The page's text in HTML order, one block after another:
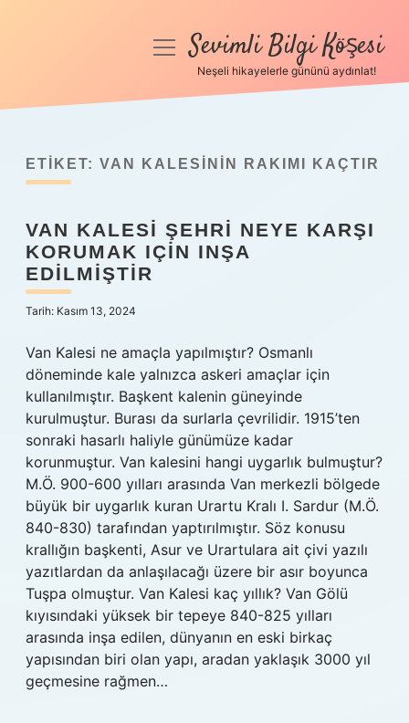
Anasayfa
Yasal Uyarı
Hakkımızda
menüyüSevimli Bilgi Köşesi
Neşeli hikayelerle gününü aydınlat!
ETIKET: VAN KALESININ RAKIMI KAÇTIR
VAN KALESI ŞEHRI NEYE KARŞI
KORUMAK IÇIN INŞA
EDILMIŞTIR
Tarih: Kasım 13, 2024
Van Kalesi ne amaçla yapılmıştır? Osmanlı
döneminde kale yalnızca askeri amaçlar için
kullanılmıştır. Başkent kalenin güneyinde
kurulmuştur. Burası da surlarla çevrilidir. 1915’ten
sonraki hasarlı haliyle günümüze kadar
korunmuştur. Van kalesini hangi uygarlık bulmuştur?
M.Ö. 900-600 yılları arasında Van merkezli bölgede
büyük bir uygarlık kuran Urartu Kralı I. Sardur (M.Ö.
840-830) tarafından yaptırılmıştır. Söz konusu
krallığın başkenti, Asur ve Urartulara ait çivi yazılı
yazıtlardan da anlaşılacağı üzere bir asır boyunca
Tuşpa olmuştur. Van Kalesi kaç yıllık? Van Gölü
kıyısındaki yüksek bir tepeye 840-825 yılları
arasında inşa edilen, dünyanın en eski birkaç
yapısından biri olan yapı, aradan yaklaşık 3000 yıl
geçmesine rağmen…